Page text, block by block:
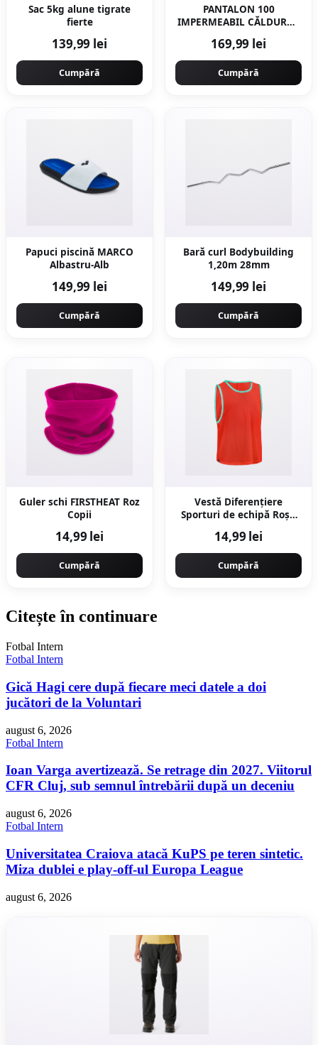
Sac 5kg alune tigrate
fierte
139,99 lei
Cumpără
PANTALON 100
IMPERMEABIL CĂLDUROS
169,99 lei
Cumpără
Papuci piscină MARCO
Albastru-Alb
149,99 lei
Cumpără
Bară curl Bodybuilding
1,20m 28mm
149,99 lei
Cumpără
Guler schi FIRSTHEAT Roz
Copii
14,99 lei
Cumpără
Vestă Diferențiere
Sporturi de echipă Roșu
14,99 lei
Cumpără
Citește în continuare
Fotbal Intern
Fotbal Intern
Gică Hagi cere după fiecare meci datele a doi
jucători de la Voluntari
august 6, 2026
Fotbal Intern
Ioan Varga avertizează. Se retrage din 2027. Viitorul
CFR Cluj, sub semnul întrebării după un deceniu
august 6, 2026
Fotbal Intern
Universitatea Craiova atacă KuPS pe teren sintetic.
Miza dublei e play-off-ul Europa League
august 6, 2026